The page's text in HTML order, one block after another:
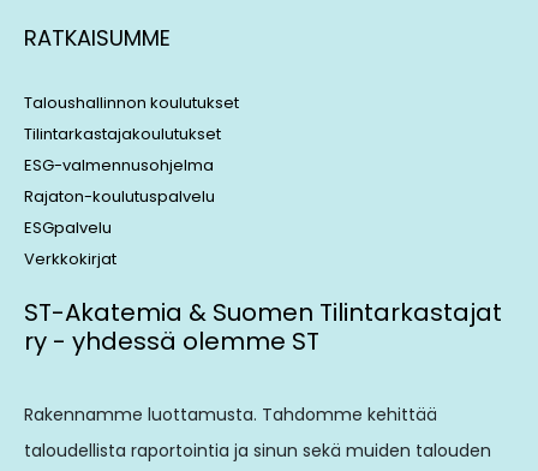
RATKAISUMME
Taloushallinnon koulutukset
Tilintarkastajakoulutukset
ESG-valmennusohjelma
Rajaton-koulutuspalvelu
ESGpalvelu
Verkkokirjat
ST-Akatemia & Suomen Tilintarkastajat
ry - yhdessä olemme ST
Rakennamme luottamusta. Tahdomme kehittää
taloudellista raportointia ja sinun sekä muiden talouden